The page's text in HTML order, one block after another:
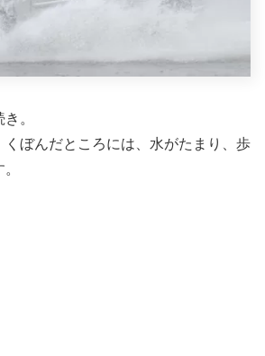
。
くぼんだところには、水がたまり、歩